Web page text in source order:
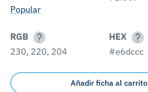
Popular
RGB
230, 220, 204
HEX
#e6dccc
Añadir ficha al carrito